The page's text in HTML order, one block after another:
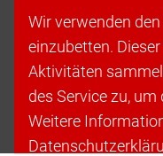
Wir verwenden
einzubetten.
Aktivitäten
des Service zu,
Weitere